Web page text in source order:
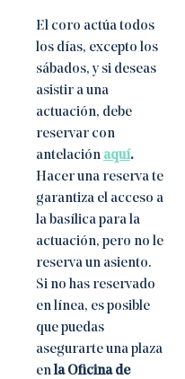
El coro actúa todos
los días, excepto los
sábados, y si deseas
asistir a una
actuación, debe
reservar con
antelación aquí.
Hacer una reserva te
garantiza el acceso a
la basílica para la
actuación, pero no le
reserva un asiento.
Si no has reservado
en línea, es posible
que puedas
asegurarte una plaza
enla Oficina de